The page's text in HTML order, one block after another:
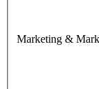
Marketing &